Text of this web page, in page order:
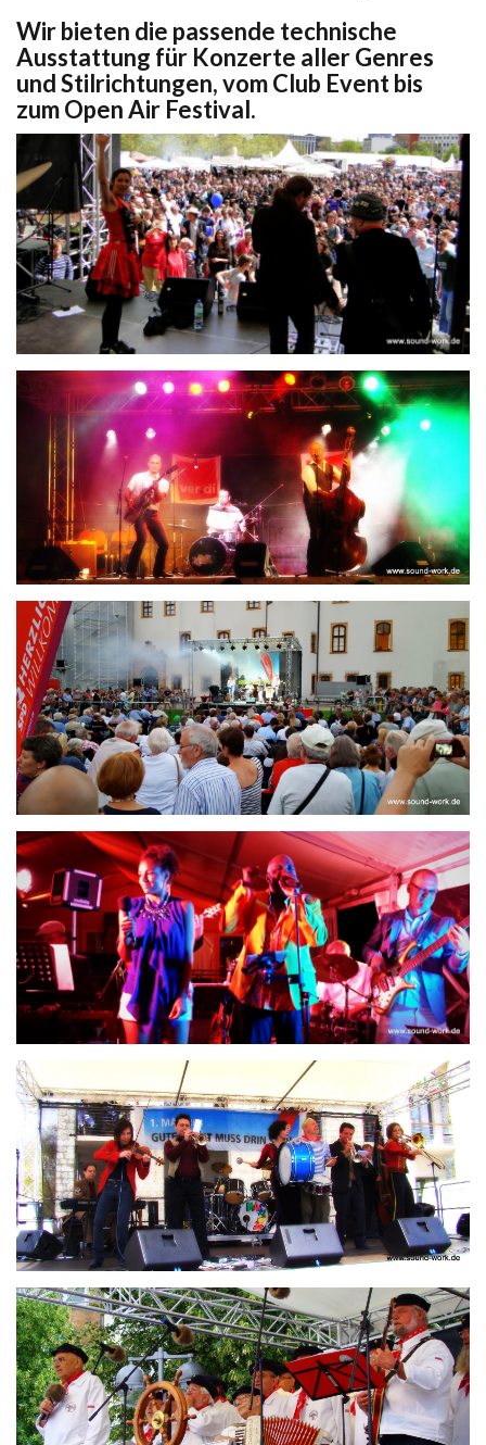
Wir bieten die passende technische
Ausstattung für Konzerte aller Genres
und Stilrichtungen, vom Club Event bis
zum Open Air Festival.